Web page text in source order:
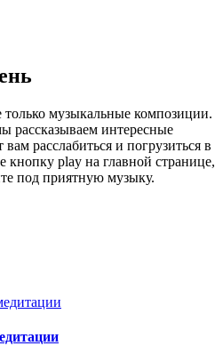
музыкальные композиции.
рассказываем интересные
расслабиться и погрузиться в
кнопку play на главной странице,
под приятную музыку.